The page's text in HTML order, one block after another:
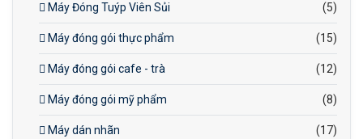
Máy Đóng Tuýp Viên Sủi
(5)
Máy đóng gói thực phẩm (15)
Máy đóng gói cafe - trà (12)
Máy đóng gói mỹ phẩm (8)
Máy dán nhãn (17)